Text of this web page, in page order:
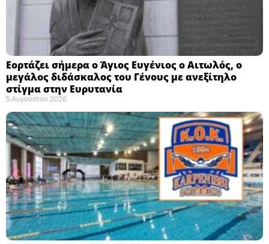
Εορτάζει σήμερα ο Άγιος Ευγένιος ο Αιτωλός, ο
μεγάλος διδάσκαλος του Γένους με ανεξίτηλο
στίγμα στην Ευρυτανία
5 Αυγούστου 2026